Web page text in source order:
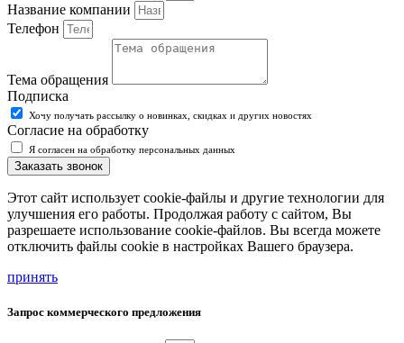
Название компании
Телефон
Тема обращения
Подписка
Хочу получать рассылку о новинках, скидках и других новостях
Согласие на обработку
Я согласен на обработку персональных данных
Заказать звонок
Этот сайт использует cookie-файлы и другие технологии для
улучшения его работы. Продолжая работу с сайтом, Вы
разрешаете использование cookie-файлов. Вы всегда можете
отключить файлы cookie в настройках Вашего браузера.
принять
Запрос коммерческого предложения